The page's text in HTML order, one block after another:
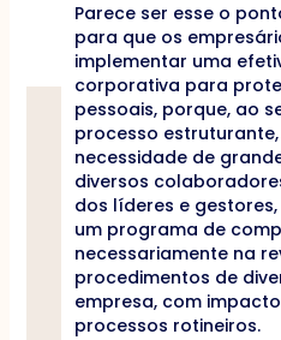
Parece ser esse o
para que os
implementar uma
corporativa para
pessoais, porque, ao
processo
necessidade de
diversos
dos líderes e
um programa de
necessariamente na
procedimentos de
empresa, com
processos rotineiros.